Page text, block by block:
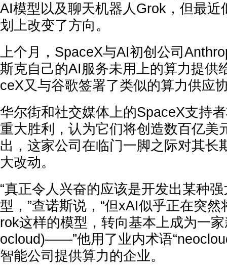
AI模型以及聊天机器人Grok，但最近
划上改变了方向。
上个月，SpaceX与AI初创公司
斯克自己的AI服务未用上的算力提供
ceX又与谷歌签署了类似的算力供应
华尔街和社交媒体上的SpaceX支持
重大胜利，认为它们将创造数百亿美
出，这家公司在临门一脚之际对其长
大改动。
“真正令人兴奋的应该是开发出某种
型，”查诺斯说，“但xAI似乎正在突
rok这样的模型，转向基本上成为一
ocloud)——”他用了业内术语
智能公司提供算力的企业。